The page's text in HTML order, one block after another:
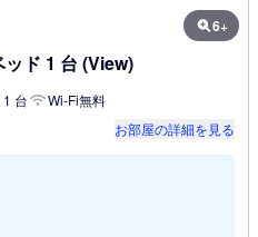
6+
ド 1 台 (View)
台
Wi-Fi無料
お部屋の詳細を見る